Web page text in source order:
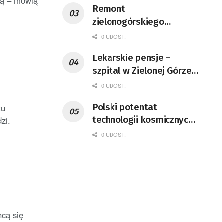
się
Remont
zielonogórskiego
deptaka zgodnie z
0 UDOST.
Lekarskie pensje –
szpital w Zielonej Górze
podaje dane
0 UDOST.
Polski potentat
technologii kosmicznych
wprowadzi się do Zielonej
0 UDOST.